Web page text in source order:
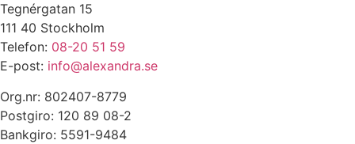
Tegnérgatan 15
111 40 Stockholm
Telefon: 08-20 51 59
E-post: info@alexandra.se
Org.nr: 802407-8779
Postgiro: 120 89 08-2
Bankgiro: 5591-9484